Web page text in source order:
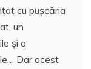
cu puşcăria
un
şi a
Dar acest